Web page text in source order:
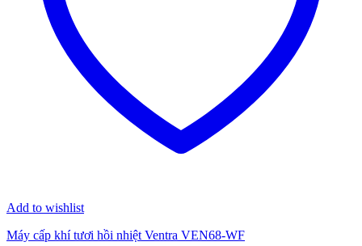
Add to wishlist
Máy cấp khí tươi hồi nhiệt Ventra VEN68-WF